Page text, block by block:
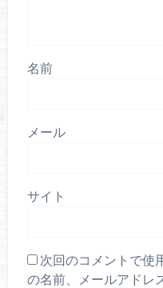
名前
メール
サイト
次回のコメントで使
の名前、メールアドレ